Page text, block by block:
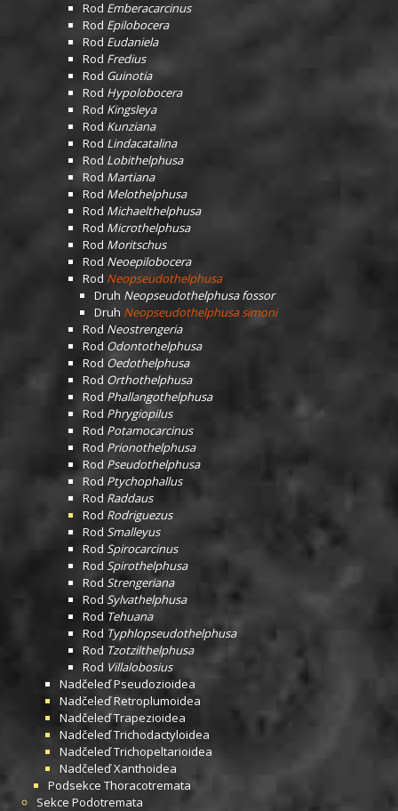
Rod Emberacarcinus
Rod Epilobocera
Rod Eudaniela
Rod Fredius
Rod Guinotia
Rod Hypolobocera
Rod Kingsleya
Rod Kunziana
Rod Lindacatalina
Rod Lobithelphusa
Rod Martiana
Rod Melothelphusa
Rod Michaelthelphusa
Rod Microthelphusa
Rod Moritschus
Rod Neoepilobocera
Rod Neopseudothelphusa
Druh Neopseudothelphusa fossor
Druh Neopseudothelphusa simoni
Rod Neostrengeria
Rod Odontothelphusa
Rod Oedothelphusa
Rod Orthothelphusa
Rod Phallangothelphusa
Rod Phrygiopilus
Rod Potamocarcinus
Rod Prionothelphusa
Rod Pseudothelphusa
Rod Ptychophallus
Rod Raddaus
Rod Rodriguezus
Rod Smalleyus
Rod Spirocarcinus
Rod Spirothelphusa
Rod Strengeriana
Rod Sylvathelphusa
Rod Tehuana
Rod Typhlopseudothelphusa
Rod Tzotzilthelphusa
Rod Villalobosius
NadčeleďPseudozioidea
NadčeleďRetroplumoidea
NadčeleďTrapezioidea
NadčeleďTrichodactyloidea
NadčeleďTrichopeltarioidea
NadčeleďXanthoidea
Podsekce Thoracotremata
Sekce Podotremata